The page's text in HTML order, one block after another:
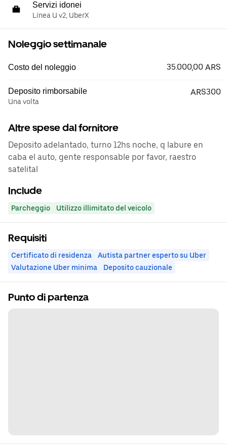
Servizi idonei
Línea U v2, UberX
Noleggio settimanale
Costo del noleggio 35.000,00 ARS
Deposito rimborsabile
Una volta
ARS300
Altre spese dal fornitore
Deposito adelantado, turno 12hs noche, q labure en
caba el auto, gente responsable por favor, raestro
satelital
Include
Parcheggio Utilizzo illimitato del veicolo
Requisiti
Certificato di residenza
Autista partner esperto su Uber
Valutazione Uber minima
Deposito cauzionale
Punto di partenza